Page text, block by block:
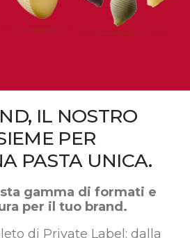
IL NOSTRO
PER
PASTA UNICA.
gamma di formati e
per il tuo brand.
di Private Label: dalla